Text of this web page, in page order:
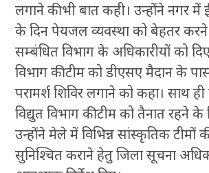
लगाने की भी बात कही। उन्होंने नगर में
के दिन पेयजल व्यवस्था को बेहतर करने
सम्बंधित विभाग के अधिकारीयों को
विभाग की टीम को डीएसए मैदान के
परामर्श शिविर लगाने को कहा। साथ ही
विद्युत विभाग की टीम को तैनात रहने के
उन्होंने मेले में विभिन्न सांस्कृतिक टीमों की
सुनिश्चित कराने हेतु जिला सूचना